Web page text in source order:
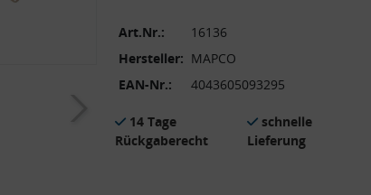
Art.Nr.:
16136
Hersteller: MAPCO
EAN-Nr.:
4043605093295
14 Tage
Rückgaberecht
schnelle
Lieferung